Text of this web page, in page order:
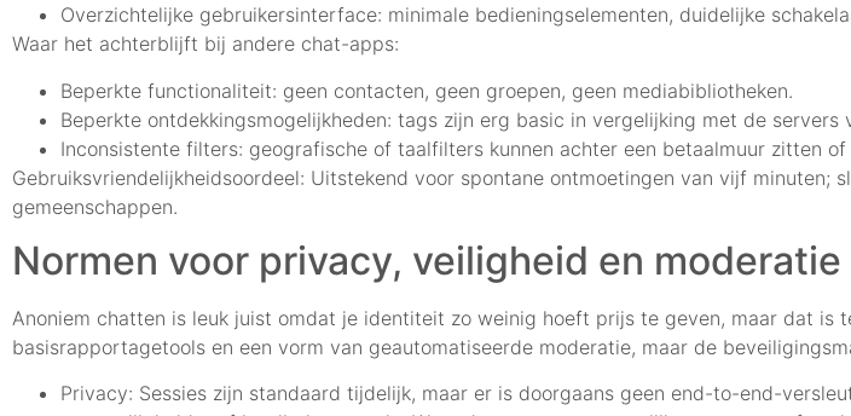
Overzichtelijke gebruikersinterface: minimale bedieningselementen, duidelijke
Waar het achterblijft bij andere chat-apps:
Beperkte functionaliteit: geen contacten, geen groepen, geen mediabibliotheken.
Beperkte ontdekkingsmogelijkheden: tags zijn erg basic in vergelijking met de servers
Inconsistente filters: geografische of taalfilters kunnen achter een betaalmuur zitten
Gebruiksvriendelijkheidsoordeel: Uitstekend voor spontane ontmoetingen van vijf minuten;
gemeenschappen.
Normen voor privacy, veiligheid en moderatie
Anoniem chatten is leuk juist omdat je identiteit zo weinig hoeft prijs te geven, maar dat is
basisrapportagetools en een vorm van geautomatiseerde moderatie, maar de
Privacy: Sessies zijn standaard tijdelijk, maar er is doorgaans geen end-to-end-